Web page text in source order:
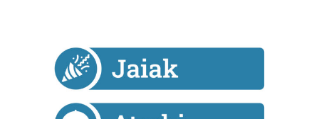
zure baimena Cookieen adierazpenean.
Webgune honek cookie propioak eta hirugarrenen cookie-
fitxategiak erabiltzen ditu. Zure esperientzia eta